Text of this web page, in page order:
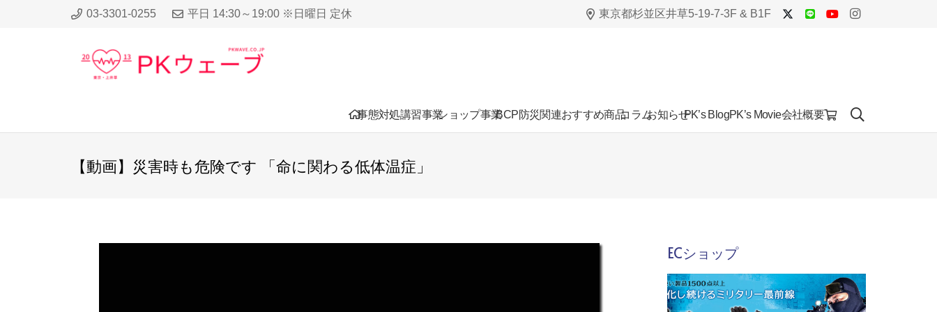
03-3301-0255 平日 14:30～19:00 ※日曜日 定休 東京都杉並区井草5-19-7-3F & B1F
事態対処講習事業ショップ事業BCP防災関連おすすめ商品コラムお知らせPK’s BlogPK’s Movie会社概要
【動画】災害時も危険です 「命に関わる低体温症」
ECショップ